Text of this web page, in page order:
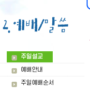
주일설교
예배안내
주일예배순서